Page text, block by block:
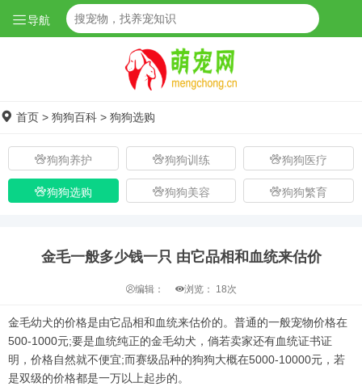
导航
首页 > 狗狗百科 > 狗狗选购
狗狗养护 狗狗训练 狗狗医疗
狗狗选购 狗狗美容 狗狗繁育
金毛一般多少钱一只 由它品相和血统来估价
编辑： 浏览： 18次
金毛幼犬的价格是由它品相和血统来估价的。普通的一般宠物价格在
500-1000元;要是血统纯正的金毛幼犬，倘若卖家还有血统证书证
明，价格自然就不便宜;而赛级品种的狗狗大概在5000-10000元，若
是双级的价格都是一万以上起步的。